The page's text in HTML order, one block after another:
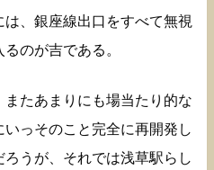
、銀座線出口をすべて無視
のが吉である。
たあまりにも場当たり的な
っそのこと完全に再開発し
うが、それでは浅草駅らし